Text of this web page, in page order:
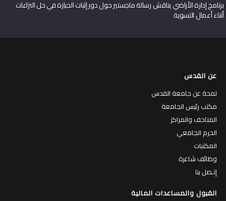
برنامج إدارة الأراضي يناقش رسالة ماجستير حول دور إثبات الحيازة في حل النزاعات
أثناء أعمال التسوية
عن القدس
لمحة عن جامعة القدس
مكتب رئيس الجامعة
المتاحف والمراكز
الحرم الجامعي
المكتبات
وظائف شاغرة
إتـصل بنا
القبول والمساعدات المالية